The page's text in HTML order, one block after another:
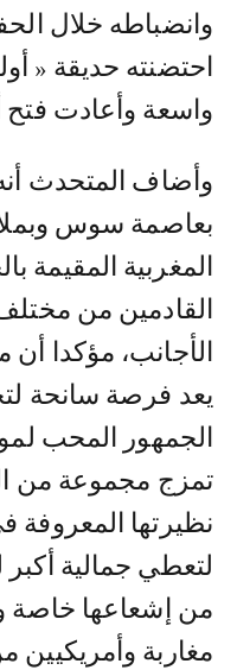
وانضباطه خلال
احتضنته حديقة «
واسعة وأعادت فتح
وأضاف المتحدث
بعاصمة سوس
المغربية المقيمة
القادمين من
الأجانب، مؤكدا
يعد فرصة سانحة
الجمهور المحب
تمزج مجموعة من
نظيرتها المعروفة
لتعطي جمالية أكبر
من إشعاعها خاصة
مغاربة وأمريكيين